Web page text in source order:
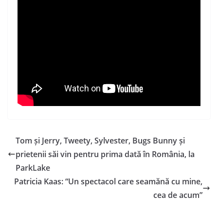
Tom și Jerry, Tweety, Sylvester, Bugs Bunny și
prietenii săi vin pentru prima dată în România, la
ParkLake
Patricia Kaas: “Un spectacol care seamănă cu mine,
cea de acum”